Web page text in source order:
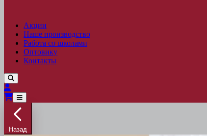
Акции
Наше производство
Работа со школами
Оптовику
Контакты
Назад